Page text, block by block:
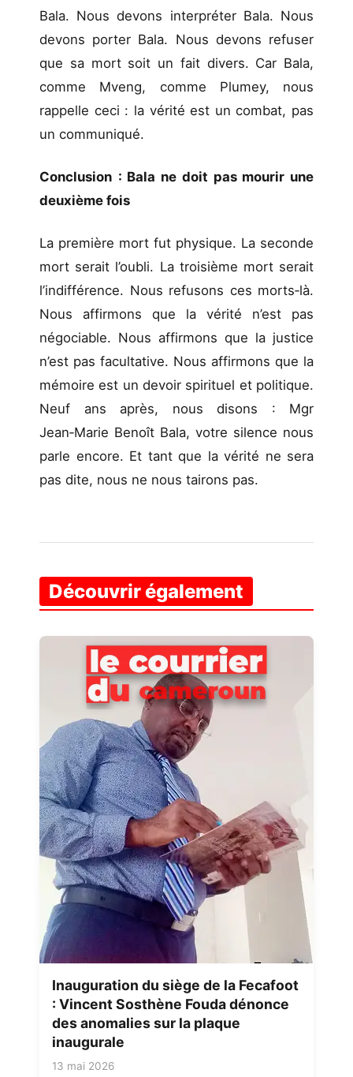
Bala. Nous devons interpréter Bala. Nous
devons porter Bala. Nous devons refuser
que sa mort soit un fait divers. Car Bala,
comme Mveng, comme Plumey, nous
rappelle ceci : la vérité est un combat, pas
un communiqué.
Conclusion : Bala ne doit pas mourir une
deuxième fois
La première mort fut physique. La seconde
mort serait l’oubli. La troisième mort serait
l’indifférence. Nous refusons ces morts‑là.
Nous affirmons que la vérité n’est pas
négociable. Nous affirmons que la justice
n’est pas facultative. Nous affirmons que la
mémoire est un devoir spirituel et politique.
Neuf ans après, nous disons : Mgr
Jean‑Marie Benoît Bala, votre silence nous
parle encore. Et tant que la vérité ne sera
pas dite, nous ne nous tairons pas.
Découvrir également
Inauguration du siège de la Fecafoot
: Vincent Sosthène Fouda dénonce
des anomalies sur la plaque
inaugurale
13 mai 2026